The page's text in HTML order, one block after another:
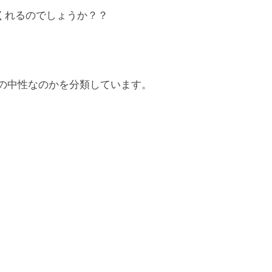
るのでしょうか？？
性なのかを分類しています。